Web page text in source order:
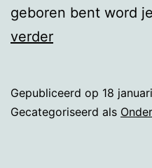
geboren bent word
verderKlasse
Gepubliceerd op 18
Gecategoriseerd als